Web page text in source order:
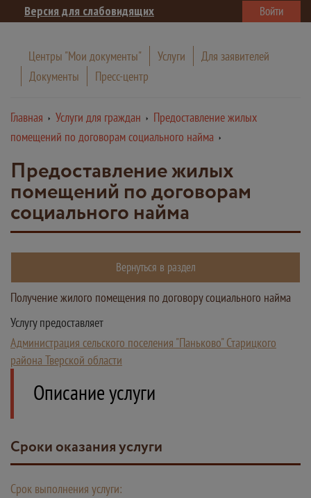
Версия для слабовидящих Войти
Центры "Мои документы" Услуги
Для заявителей
Документы
Пресс-центр
Главная Услуги для граждан
Предоставление жилых
помещений по договорам социального найма
Предоставление жилых
помещений по договорам
социального найма
Вернуться в раздел
Получение жилого помещения по договору социального найма
Услугу предоставляет
Администрация сельского поселения "Паньково" Старицкого
района Тверской области
Описание услуги
Сроки оказания услуги
Срок выполнения услуги: